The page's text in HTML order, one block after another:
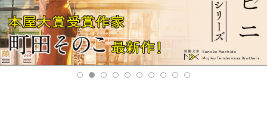
Pre
v
xt